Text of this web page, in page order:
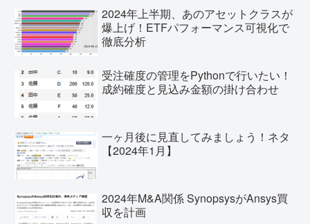
2024年上半期、あのアセットクラスが
爆上げ！ETFパフォーマンス可視化で
徹底分析
受注確度の管理をPythonで行いたい！
成約確度と見込み金額の掛け合わせ
一ヶ月後に見直してみましょう！ネタ
【2024年1月】
2024年M&A関係 SynopsysがAnsys買
収を計画